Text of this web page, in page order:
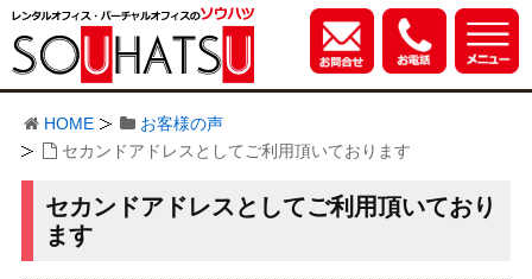
HOME
お客様の声
セカンドアドレスとしてご利用頂いております
セカンドアドレスとしてご利用頂いており
ます